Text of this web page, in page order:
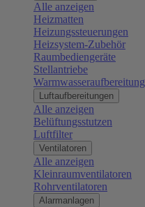
Alle anzeigen
Heizmatten
Heizungssteuerungen
Heizsystem-Zubehör
Raumbediengeräte
Stellantriebe
Warmwasseraufbereitung
Luftaufbereitungen
Alle anzeigen
Belüftungsstutzen
Luftfilter
Ventilatoren
Alle anzeigen
Kleinraumventilatoren
Rohrventilatoren
Alarmanlagen